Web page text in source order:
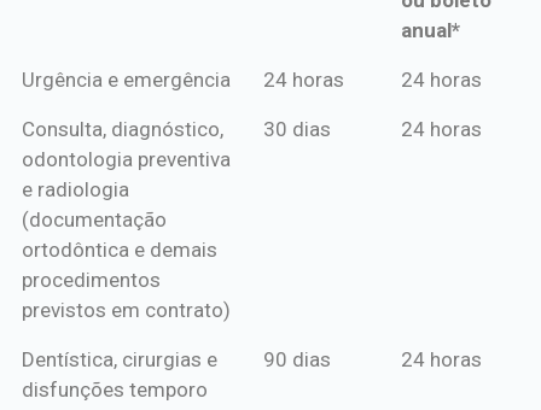
anual*
*Procedimentos Amil
*Pagamento
mensal*
*Pagamento
de crédito
Urgência e emergência 24 horas 24 horas
Consulta, diagnóstico,
odontologia preventiva
e radiologia
(documentação
ortodôntica e demais
procedimentos
previstos em contrato)
30 dias 24 horas
Dentística, cirurgias e
disfunções temporo
90 dias 24 horas